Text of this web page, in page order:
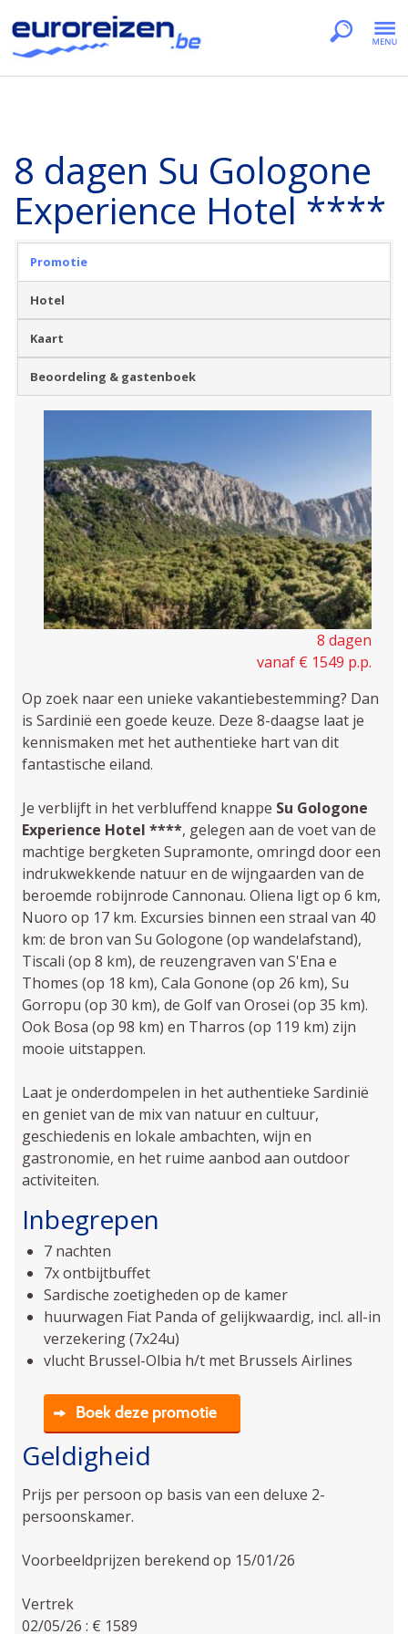
8 dagen Su Gologone
Experience Hotel ****
Promotie
Hotel
Kaart
Beoordeling & gastenboek
8 dagen
vanaf € 1549 p.p.
Op zoek naar een unieke vakantiebestemming? Dan
is Sardinië een goede keuze. Deze 8-daagse laat je
kennismaken met het authentieke hart van dit
fantastische eiland.
Je verblijft in het verbluffend knappe Su Gologone
Experience Hotel ****, gelegen aan de voet van de
mach­tige bergketen Supra­monte, omringd door een
indrukwekkende natuur en de wijn­gaarden van de
beroemde robijnrode Cannonau. Oliena ligt op 6 km,
Nuoro op 17 km. Excursies binnen een straal van 40
km: de bron van Su Gologone (op wandelafstand),
Tiscali (op 8 km), de reuzengraven van S'Ena e
Thomes (op 18 km), Cala Gonone (op 26 km), Su
Gorropu (op 30 km), de Golf van Orosei (op 35 km).
Ook Bosa (op 98 km) en Tharros (op 119 km) zijn
mooie uitstappen.
Laat je onderdompelen in het authentieke Sardinië
en geniet van de mix van natuur en cultuur,
geschiedenis en lokale ambachten, wijn en
gastronomie, en het ruime aanbod aan outdoor
activiteiten.
Inbegrepen
7 nachten
7x ontbijtbuffet
Sardische zoetigheden op de kamer
huurwagen Fiat Panda of gelijkwaardig, incl. all-in
verzekering (7x24u)
vlucht Brussel-Olbia h/t met Brussels Airlines
Boek deze promotie
Geldigheid
Prijs per persoon op basis van een deluxe 2-
persoonskamer.
Voorbeeldprijzen berekend op 15/01/26
Vertrek
02/05/26 : € 1589